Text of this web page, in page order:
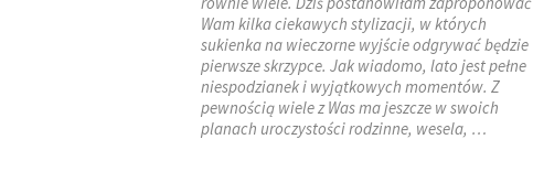
Wam kilka ciekawych stylizacji, w których
sukienka na wieczorne wyjście odgrywać będzie
pierwsze skrzypce. Jak wiadomo, lato jest pełne
niespodzianek i wyjątkowych momentów. Z
pewnością wiele z Was ma jeszcze w swoich
planach uroczystości rodzinne, wesela, …